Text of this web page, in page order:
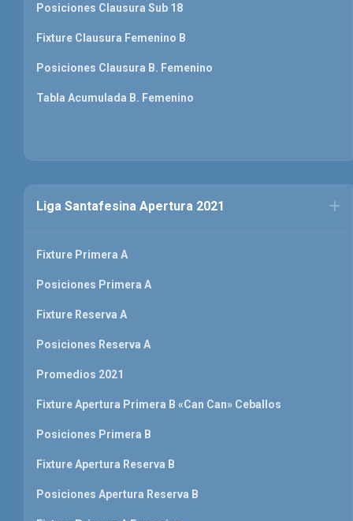
Posiciones Clausura Sub 18
Fixture Clausura Femenino B
Posiciones Clausura B. Femenino
Tabla Acumulada B. Femenino
Liga Santafesina Apertura 2021
Fixture Primera A
Posiciones Primera A
Fixture Reserva A
Posiciones Reserva A
Promedios 2021
Fixture Apertura Primera B «Can Can» Ceballos
Posiciones Primera B
Fixture Apertura Reserva B
Posiciones Apertura Reserva B